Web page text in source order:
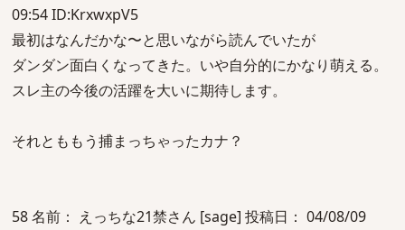
09:54 ID:KrxwxpV5
最初はなんだかな〜と思いながら読んでいたが
ダンダン面白くなってきた。いや自分的にかなり萌える。
スレ主の今後の活躍を大いに期待します。
それとももう捕まっちゃったカナ？
58 名前： えっちな21禁さん [sage] 投稿日： 04/08/09